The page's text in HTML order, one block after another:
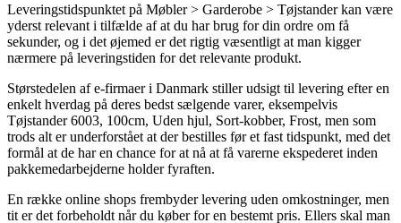
Leveringstidspunktet på Møbler > Garderobe > Tøjstander kan være
yderst relevant i tilfælde af at du har brug for din ordre om få
sekunder, og i det øjemed er det rigtig væsentligt at man kigger
nærmere på leveringstiden for det relevante produkt.
Størstedelen af e-firmaer i Danmark stiller udsigt til levering efter en
enkelt hverdag på deres bedst sælgende varer, eksempelvis
Tøjstander 6003, 100cm, Uden hjul, Sort-kobber, Frost, men som
trods alt er underforstået at der bestilles før et fast tidspunkt, med det
formål at de har en chance for at nå at få varerne ekspederet inden
pakkemedarbejderne holder fyraften.
En række online shops frembyder levering uden omkostninger, men
tit er det forbeholdt når du køber for en bestemt pris. Ellers skal man